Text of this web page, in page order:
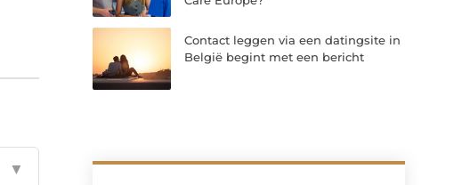
▼
Contact leggen via een datingsite in
België begint met een bericht